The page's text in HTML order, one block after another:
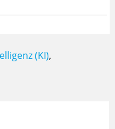
(KI),